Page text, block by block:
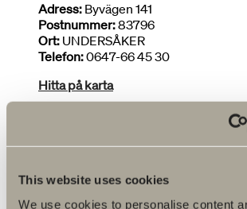
This website uses cookies
We use cookies to personalise content
Adress: Byvägen 141
Postnummer:83796
Ort: UNDERSÅKER
Telefon:0647-66 45 30
Hitta på karta
FLER ÅTERFÖRSÄLJARE